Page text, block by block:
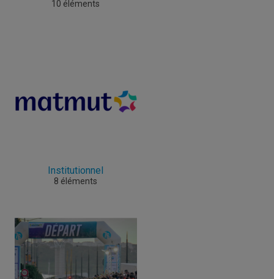
10 éléments
Institutionnel
8 éléments